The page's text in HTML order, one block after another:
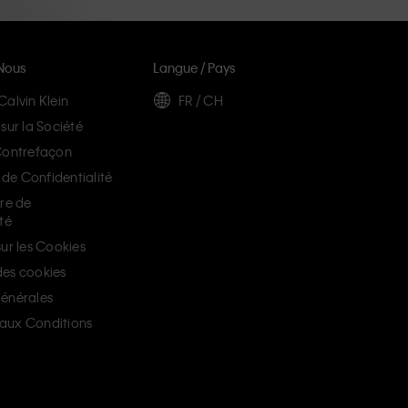
Klein
la Société
de Confidentialité
de
les Cookies
cookies
Conditions
Langue / Pays
FR / CH